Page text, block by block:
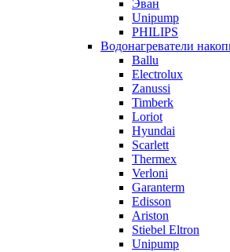
Эван
Unipump
PHILIPS
Водонагреватели
Ballu
Electrolux
Zanussi
Timberk
Loriot
Hyundai
Scarlett
Thermex
Verloni
Garanterm
Edisson
Ariston
Stiebel Eltron
Unipump